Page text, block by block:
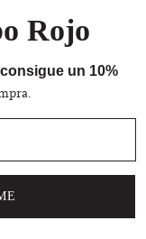
Rojo
consigue un 10%
pie o
La
de
la
tejido 3L